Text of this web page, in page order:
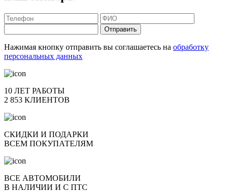
Отправить
Нажимая кнопку отправить вы соглашаетесь на обработку
персональных данных
10 ЛЕТ РАБОТЫ
2 853 КЛИЕНТОВ
СКИДКИ И ПОДАРКИ
ВСЕМ ПОКУПАТЕЛЯМ
ВСЕ АВТОМОБИЛИ
В НАЛИЧИИ И С ПТС